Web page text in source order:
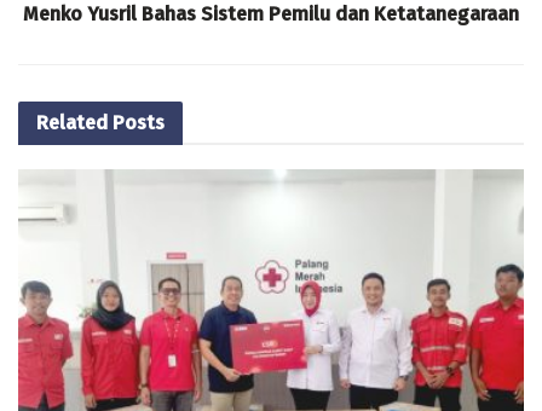
Menko Yusril Bahas Sistem Pemilu dan Ketatanegaraan
Related Posts